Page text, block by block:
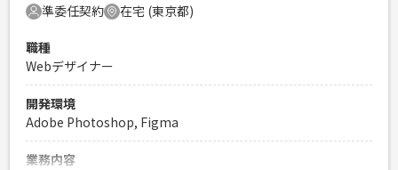
準委任契約
在宅 (東京都)
職種
Webデザイナー
開発環境
Adobe Photoshop, Figma
業務内容